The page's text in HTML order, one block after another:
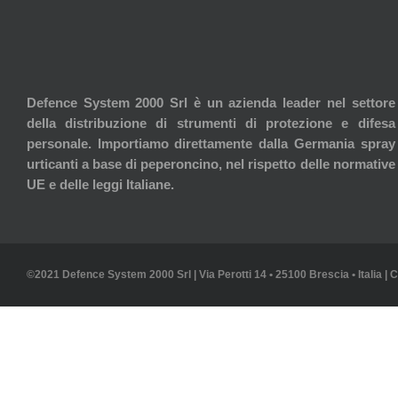
Defence System 2000 Srl è un azienda leader nel settore
della distribuzione di strumenti di protezione e difesa
personale. Importiamo direttamente dalla Germania spray
urticanti a base di peperoncino, nel rispetto delle normative
UE e delle leggi Italiane.
©2021 Defence System 2000 Srl | Via Perotti 14 • 25100 Brescia • Italia |